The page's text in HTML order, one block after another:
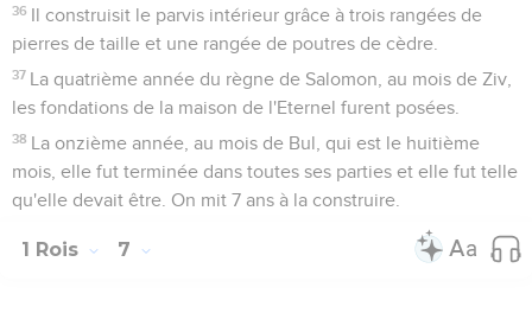
36 Il construisit le parvis intérieur grâce à trois rangées de
pierres de taille et une rangée de poutres de cèdre.
37 La quatrième année du règne de Salomon, au mois de Ziv,
les fondations de la maison de l'Eternel furent posées.
38 La onzième année, au mois de Bul, qui est le huitième
mois, elle fut terminée dans toutes ses parties et elle fut telle
qu'elle devait être. On mit 7 ans à la construire.
1 Rois 7